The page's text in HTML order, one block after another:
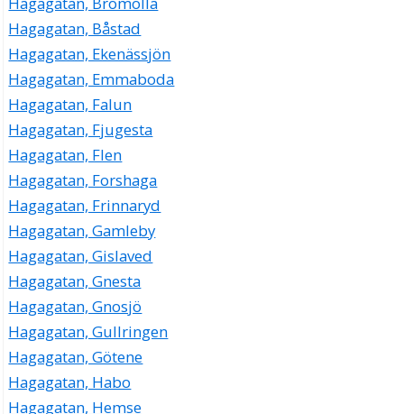
Hagagatan, Båstad
Hagagatan, Ekenässjön
Hagagatan, Emmaboda
Hagagatan, Falun
Hagagatan, Fjugesta
Hagagatan, Flen
Hagagatan, Forshaga
Hagagatan, Frinnaryd
Hagagatan, Gamleby
Hagagatan, Gislaved
Hagagatan, Gnesta
Hagagatan, Gnosjö
Hagagatan, Gullringen
Hagagatan, Götene
Hagagatan, Habo
Hagagatan, Hemse